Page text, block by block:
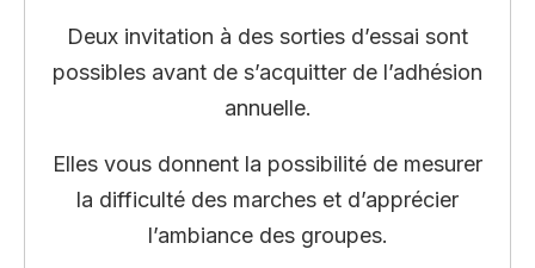
Deux invitation à des sorties d’essai sont
possibles avant de s’acquitter de l’adhésion
annuelle.
Elles vous donnent la possibilité de mesurer
la difficulté des marches et d’apprécier
l’ambiance des groupes.